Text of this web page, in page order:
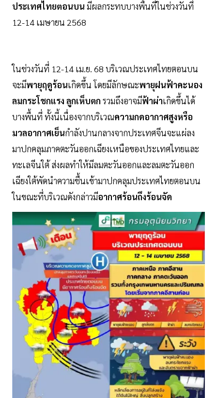
ประเทศไทยตอนบน มีผลกระทบบางพื้นที่ในช่วงวันที่
12-14 เมษายน 2568
ในช่วงวันที่ 12-14 เม.ย. 68 บริเวณประเทศไทยตอนบน
จะมีพายุฤดูร้อนเกิดขึ้น โดยมีลักษณะพายุฝนฟ้าคะนอง
ลมกระโชกแรง ลูกเห็บตก รวมถึงอาจมีฟ้าผ่าเกิดขึ้นได้
บางพื้นที่ ทั้งนี้เนื่องจากบริเวณความกดอากาศสูงหรือ
มวลอากาศเย็นกำลังปานกลางจากประเทศจีนจะแผ่ลง
มาปกคลุมภาคตะวันออกเฉียงเหนือของประเทศไทยและ
ทะเลจีนใต้ ส่งผลทำให้มีลมตะวันออกและลมตะวันออก
เฉียงใต้พัดนำความชื้นเข้ามาปกคลุมประเทศไทยตอนบน
ในขณะที่บริเวณดังกล่าวมีอากาศร้อนถึงร้อนจัด